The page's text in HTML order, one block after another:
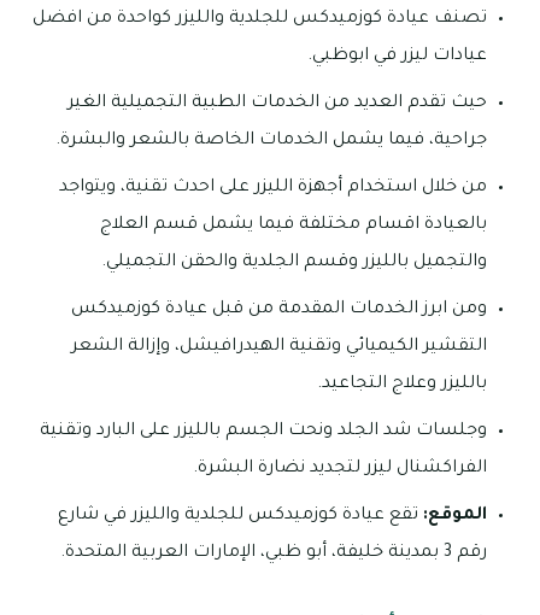
تصنف عيادة كوزميدكس للجلدية والليزر كواحدة من افضل
عيادات ليزر في ابوظبي.
حيث تقدم العديد من الخدمات الطبية التجميلية الغير
جراحية، فيما يشمل الخدمات الخاصة بالشعر والبشرة.
من خلال استخدام أجهزة الليزر على احدث تقنية، ويتواجد
بالعيادة اقسام مختلفة فيما يشمل قسم العلاج
والتجميل بالليزر وقسم الجلدية والحقن التجميلي.
ومن ابرز الخدمات المقدمة من قبل عيادة كوزميدكس
التقشير الكيميائي وتقنية الهيدرافيشل، وإزالة الشعر
بالليزر وعلاج التجاعيد.
وجلسات شد الجلد ونحت الجسم بالليزر على البارد وتقنية
الفراكشنال ليزر لتجديد نضارة البشرة.
الموقع: تقع عيادة كوزميدكس للجلدية والليزر في شارع
رقم 3 بمدينة خليفة، أبو ظبي، الإمارات العربية المتحدة.